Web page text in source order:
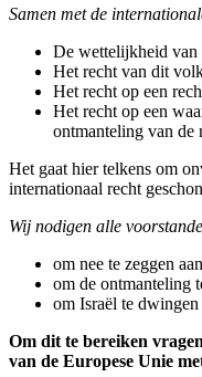
Samen met de
De wettelijkheid van
Het recht van dit
Het recht op een
Het recht op een
ontmanteling van de
Het gaat hier telkens om
internationaal recht
Wij nodigen alle
om nee te zeggen
om de ontmanteling
om Israël te dwingen
Om dit te bereiken
van de Europese Unie